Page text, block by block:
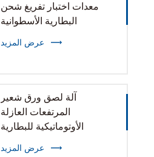
معدات اختبار تفريغ شحن
البطارية الأسطوانية
عرض المزيد
آلة لصق ورق شعير
المرتفعات العازلة
الأوتوماتيكية للبطارية
عرض المزيد